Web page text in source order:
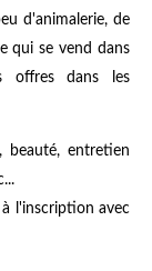
d'animalerie, de
qui se vend dans
offres dans les
beauté, entretien
l'inscription avec